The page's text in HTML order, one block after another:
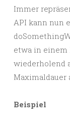
Immer
API kann nun
etwa in einem
wiederholend
Maximaldauer
Beispiel